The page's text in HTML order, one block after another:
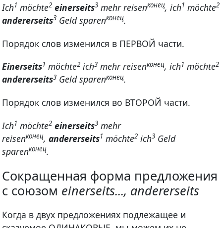
Ich1 möchte2 einerseits3 mehr reisenконец, ich1 möchte2
andererseits3 Geld sparenконец.
Порядок слов изменился в ПЕРВОЙ части.
Einerseits1 möchte2 ich3 mehr reisenконец, ich1 möchte2
andererseits3 Geld sparenконец.
Порядок слов изменился во ВТОРОЙ части.
Ich1 möchte2 einerseits3 mehr
reisenконец, andererseits1 möchte2 ich3 Geld
sparenконец.
Сокращенная форма предложения
с союзом einerseits..., andererseits
Когда в двух предложениях подлежащее и